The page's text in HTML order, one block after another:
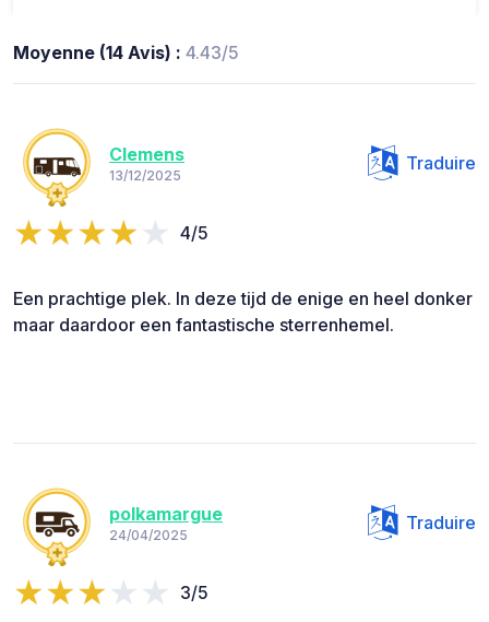
Moyenne (14 Avis) : 4.43/5
Clemens
13/12/2025
Traduire
4/5
Een prachtige plek. In deze tijd de enige en heel donker
maar daardoor een fantastische sterrenhemel.
polkamargue
24/04/2025
Traduire
3/5